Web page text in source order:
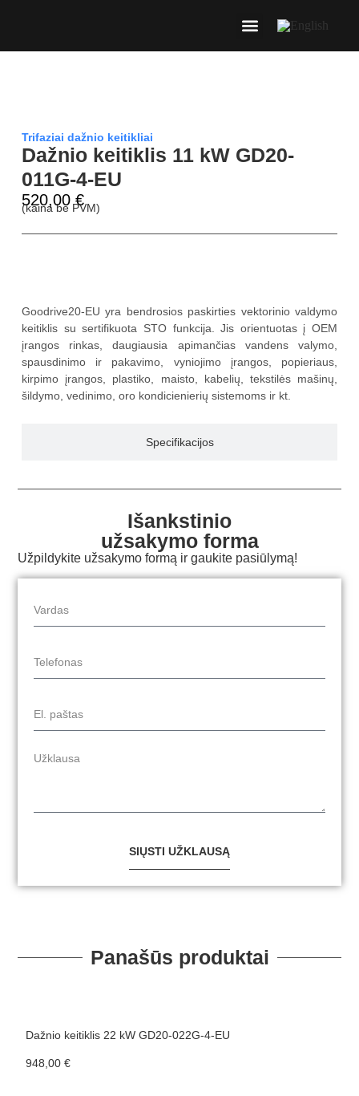
Trifaziai dažnio keitikliai
Dažnio keitiklis 11 kW GD20-
011G-4-EU
520,00€
(kaina be PVM)
Specifikacijos
Goodrive20-EU yra bendrosios paskirties vektorinio valdymo
keitiklis su sertifikuota STO funkcija. Jis orientuotas į OEM
įrangos rinkas, daugiausia apimančias vandens valymo,
spausdinimo ir pakavimo, vyniojimo įrangos, popieriaus,
kirpimo įrangos, plastiko, maisto, kabelių, tekstilės mašinų,
šildymo, vedinimo, oro kondicienierių sistemoms ir kt.
Išankstinio
užsakymo forma
Užpildykite užsakymo formą ir gaukite pasiūlymą!
SIŲSTI UŽKLAUSĄ
Panašūs produktai
Dažnio keitiklis 22 kW GD20-022G-4-EU
948,00€